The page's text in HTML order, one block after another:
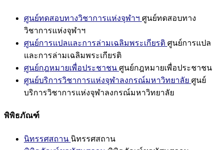
ศูนย์ทดสอบทางวิชาการแห่งจุฬาฯ ศูนย์ทดสอบทาง
วิชาการแห่งจุฬาฯ
ศูนย์การแปลและการล่ามเฉลิมพระเกียรติ ศูนย์การแปล
และการล่ามเฉลิมพระเกียรติ
ศูนย์กฎหมายเพื่อประชาชน ศูนย์กฎหมายเพื่อประชาชน
ศูนย์บริการวิชาการแห่งจุฬาลงกรณ์มหาวิทยาลัย ศูนย์
บริการวิชาการแห่งจุฬาลงกรณ์มหาวิทยาลัย
พิพิธภัณฑ์
นิทรรศสถาน นิทรรศสถาน